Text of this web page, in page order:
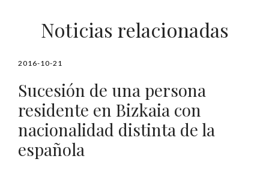
Noticias relacionadas
2016-10-21
Sucesión de una persona
residente en Bizkaia con
nacionalidad distinta de la
española